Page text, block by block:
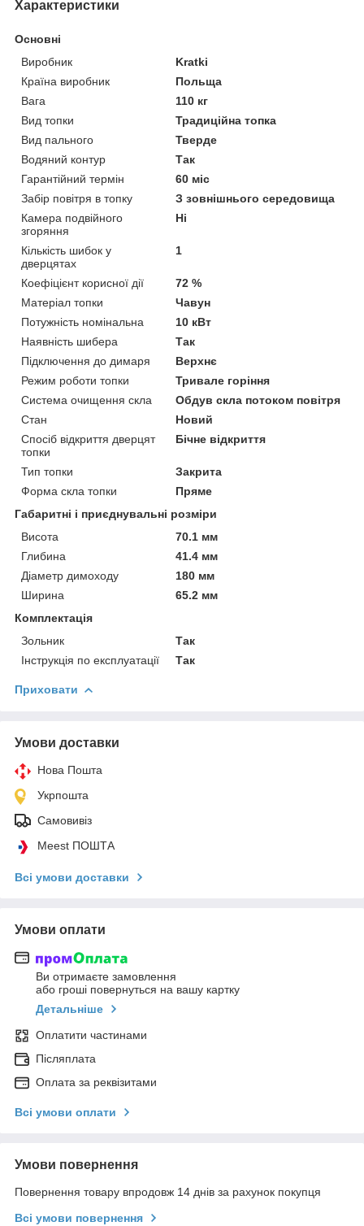
Характеристики
Основні
Виробник
Kratki
Країна виробник
Польща
Вага
110 кг
Вид топки
Традиційна топка
Вид пального
Тверде
Водяний контур
Так
Гарантійний термін
60 міс
Забір повітря в топку
З зовнішнього середовища
Камера подвійного
згоряння
Ні
Кількість шибок у
дверцятах
1
Коефіцієнт корисної дії
72 %
Матеріал топки
Чавун
Потужність номінальна
10 кВт
Наявність шибера
Так
Підключення до димаря
Верхнє
Режим роботи топки
Тривале горіння
Система очищення скла
Обдув скла потоком повітря
Стан
Новий
Спосіб відкриття дверцят
топки
Бічне відкриття
Тип топки
Закрита
Форма скла топки
Пряме
Габаритні і приєднувальні розміри
Висота
70.1 мм
Глибина
41.4 мм
Діаметр димоходу
180 мм
Ширина
65.2 мм
Комплектація
Зольник
Так
Інструкція по експлуатації
Так
Приховати
Умови доставки
Нова Пошта
Укрпошта
Самовивіз
Meest ПОШТА
Всі умови доставки
Умови оплати
Ви отримаєте замовлення
або гроші повернуться на вашу картку
Детальніше
Оплатити частинами
Післяплата
Оплата за реквізитами
Всі умови оплати
Умови повернення
Повернення товару впродовж 14 днів за рахунок покупця
Всі умови повернення